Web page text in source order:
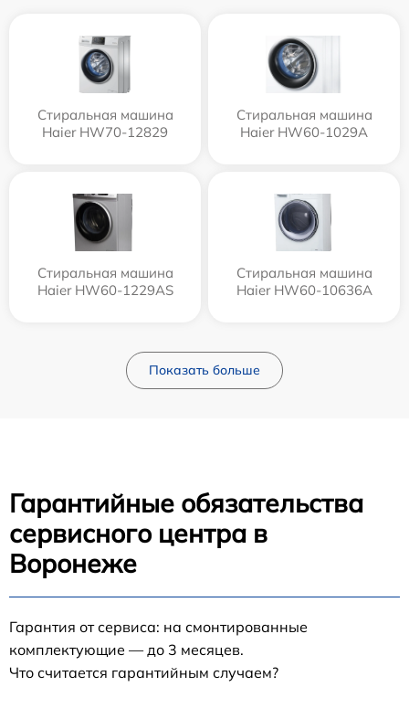
Стиральная машина
Haier HW70-12829
Стиральная машина
Haier HW60-1029A
Стиральная машина
Haier HW60-1229AS
Стиральная машина
Haier HW60-10636A
Показать больше
Гарантийные обязательства
сервисного центра в
Воронеже
Гарантия от сервиса: на смонтированные
комплектующие — до 3 месяцев.
Что считается гарантийным случаем?